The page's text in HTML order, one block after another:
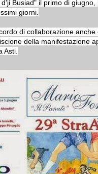
Busiad" il primo di
giorni.
di collaborazione
della manifestazione
Asti.